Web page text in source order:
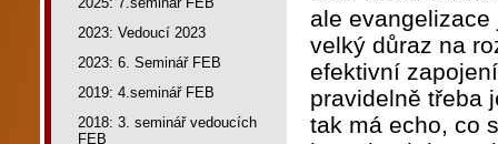
2023: Vedoucí 2023
2023: 6. Seminář FEB
2019: 4.seminář FEB
2018: 3. seminář vedoucích
FEB
ale
velký důraz na
efektivní
pravidelně třeba
tak má echo, co